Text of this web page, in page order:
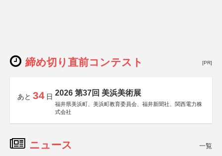
締め切り直前コンテスト [PR]
あと 34 日 2026 第37回 美浜美術展
福井県美浜町、美浜町教育委員会、福井新聞社、関西電力株
式会社
ニュース 一覧